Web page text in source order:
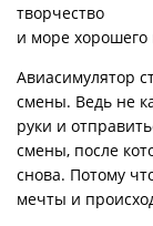
творчество
и море хорошего
Авиасимулятор
смены. Ведь не
руки и
смены, после
снова. Потому
мечты и